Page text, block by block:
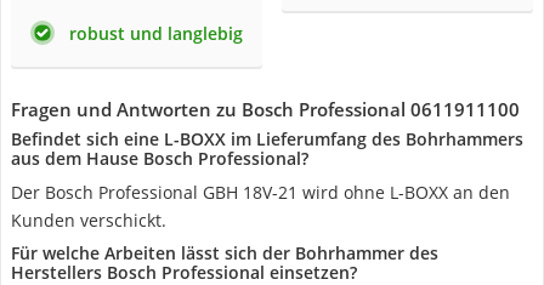
robust und langlebig
Fragen und Antworten zu Bosch Professional 0611911100
Befindet sich eine L-BOXX im Lieferumfang des Bohrhammers
aus dem Hause Bosch Professional?
Der Bosch Professional GBH 18V-21 wird ohne L-BOXX an den
Kunden verschickt.
Für welche Arbeiten lässt sich der Bohrhammer des
Herstellers Bosch Professional einsetzen?